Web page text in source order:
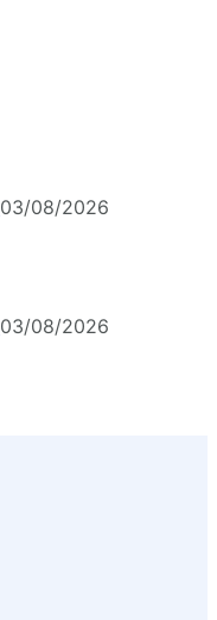
03/08/2026
03/08/2026